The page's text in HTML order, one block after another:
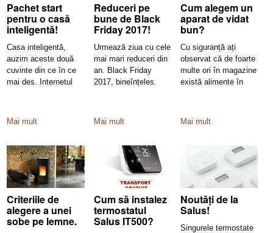
Pachet start
pentru o casă
inteligentă!
Casa inteligentă,
auzim aceste două
cuvinte din ce în ce
mai des. Internetul
Mai mult
Reduceri pe
bune de Black
Friday 2017!
Urmează ziua cu cele
mai mari reduceri din
an. Black Friday
2017, bineînțeles.
Mai mult
Cum alegem un
aparat de vidat
bun?
Cu siguranță ați
observat că de foarte
multe ori în magazine
există alimente în
Mai mult
Criteriile de
alegere a unei
sobe pe lemne.
Cum să instalez
termostatul
Salus IT500?
Noutăți de la
Salus!
Singurele termostate